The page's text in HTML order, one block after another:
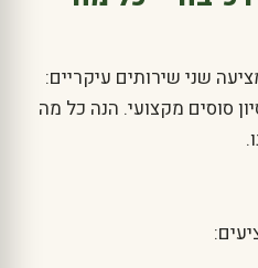
שני שירותים עיקריים:
סוסים מקצועי. הנה כל מה